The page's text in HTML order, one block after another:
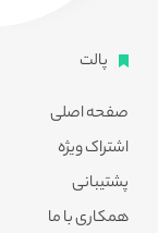
پالت
صفحه اصلی
اشتراک ویژه
پشتیبانی
همکاری با ما